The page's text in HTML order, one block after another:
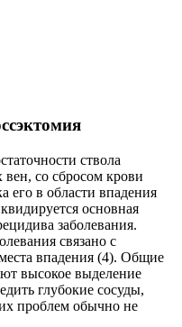
ствола
со сбросом крови
его в области впадения
основная
заболевания.
связано с
впадения (4). Общие
высокое выделение
глубокие сосуды,
проблем обычно не